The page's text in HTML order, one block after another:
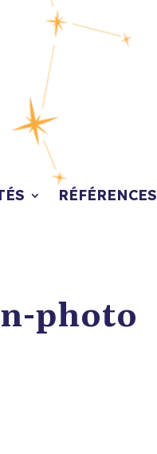
RÉFÉRENCES
photo